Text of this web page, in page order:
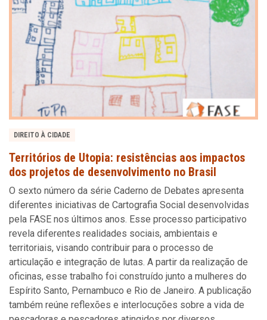
DIREITO À CIDADE
Territórios de Utopia: resistências aos impactos
dos projetos de desenvolvimento no Brasil
O sexto número da série Caderno de Debates apresenta
diferentes iniciativas de Cartografia Social desenvolvidas
pela FASE nos últimos anos. Esse processo participativo
revela diferentes realidades sociais, ambientais e
territoriais, visando contribuir para o processo de
articulação e integração de lutas. A partir da realização de
oficinas, esse trabalho foi construído junto a mulheres do
Espírito Santo, Pernambuco e Rio de Janeiro. A publicação
também reúne reflexões e interlocuções sobre a vida de